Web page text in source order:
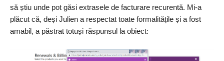
să știu unde pot găsi extrasele de facturare recurentă. Mi-a
plăcut că, deși Julien a respectat toate formalitățile și a fost
amabil, a păstrat totuși răspunsul la obiect: